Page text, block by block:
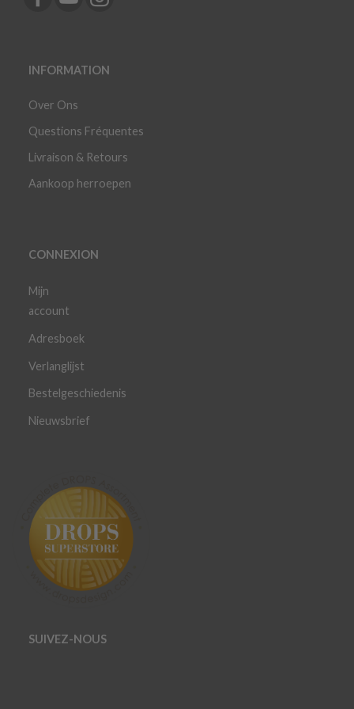
INFORMATION
Over Ons
Questions Fréquentes
Livraison & Retours
Aankoop herroepen
CONNEXION
Mijn
account
Adresboek
Verlanglijst
Bestelgeschiedenis
Nieuwsbrief
SUIVEZ-NOUS